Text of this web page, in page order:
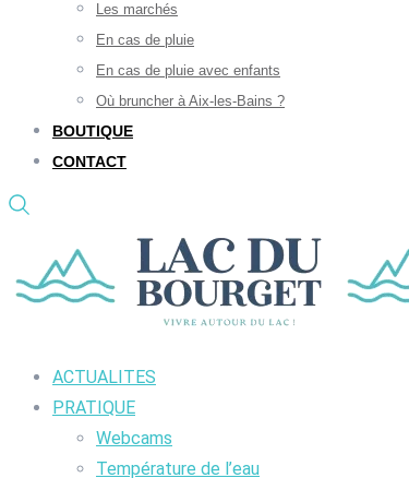
Les marchés
En cas de pluie
En cas de pluie avec enfants
Où bruncher à Aix-les-Bains ?
BOUTIQUE
CONTACT
ACTUALITES
PRATIQUE
Webcams
Température de l’eau